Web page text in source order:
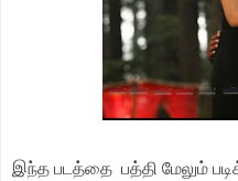
இந்த படத்தை பத்தி மேலும்